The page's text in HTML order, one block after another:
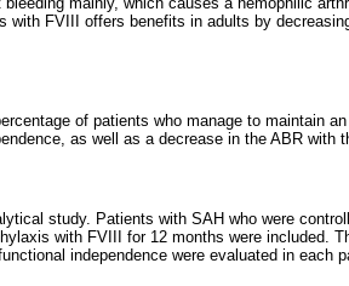
with FVIII offers benefits in adults by
of patients who manage to maintain
as well as a decrease in the ABR with
study. Patients with SAH who were
with FVIII for 12 months were included.
independence were evaluated in each